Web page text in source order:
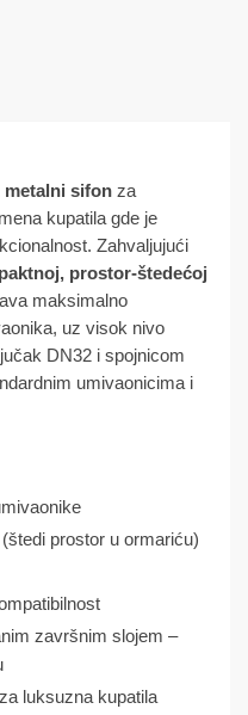
sifon za
kupatila gde je
Zahvaljujući
prostor-štedećoj
maksimalno
uz visok nivo
DN32 i spojnicom
umivaonicima i
prostor u ormariću)
završnim slojem –
luksuzna kupatila